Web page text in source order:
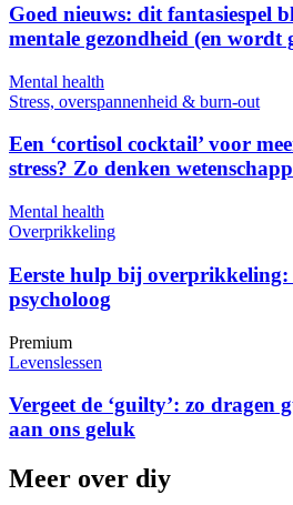
Goed nieuws: dit fantasiespel
mentale gezondheid (en
Mental health
Stress, overspannenheid & burn-out
Een ‘cortisol cocktail’ voor
stress? Zo denken
Mental health
Overprikkeling
Eerste hulp bij overprikkeling:
psycholoog
Premium
Levenslessen
Vergeet de ‘guilty’: zo dragen
aan ons geluk
Meer over diy